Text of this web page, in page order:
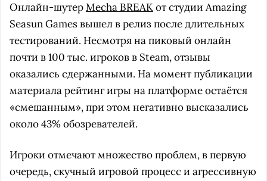
Онлайн-шутерMecha BREAKот студии Amazing
Seasun Games вышел в релиз после длительных
тестирований. Несмотря на пиковый онлайн
почти в 100 тыс. игроков в Steam, отзывы
оказались сдержанными. На момент публикации
материала рейтинг игры на платформе остаётся
«смешанным», при этом негативно высказались
около 43% обозревателей.
Игроки отмечают множество проблем, в первую
очередь, скучный игровой процесс и агрессивную